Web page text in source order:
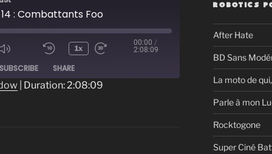
: Combattants Foo
1x
00:00 /
2:08:09
SUBSCRIBE SHARE
Duration: 2:08:09
ROBOTICS
After Hate
BD Sans
La moto de
Parle à mon
Rocktogone
Super Ciné